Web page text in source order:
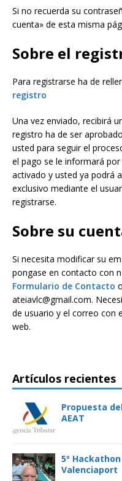
Si no recuerda su
cuenta» de esta misma
Sobre el
Para registrarse ha de
registro
Una vez enviado, recibirá
registro ha de ser
usted para seguir el
el pago se le informará
activado y usted ya podrá
exclusivo mediante el
registrarse.
Sobre su
Si necesita modificar su
pongase en contacto con
Formulario de Contacto
ateiavlc@gmail.com.
de usuario y el correo con
web.
Artículos recientes
Propuesta
AEAT
5º
Valenciaport